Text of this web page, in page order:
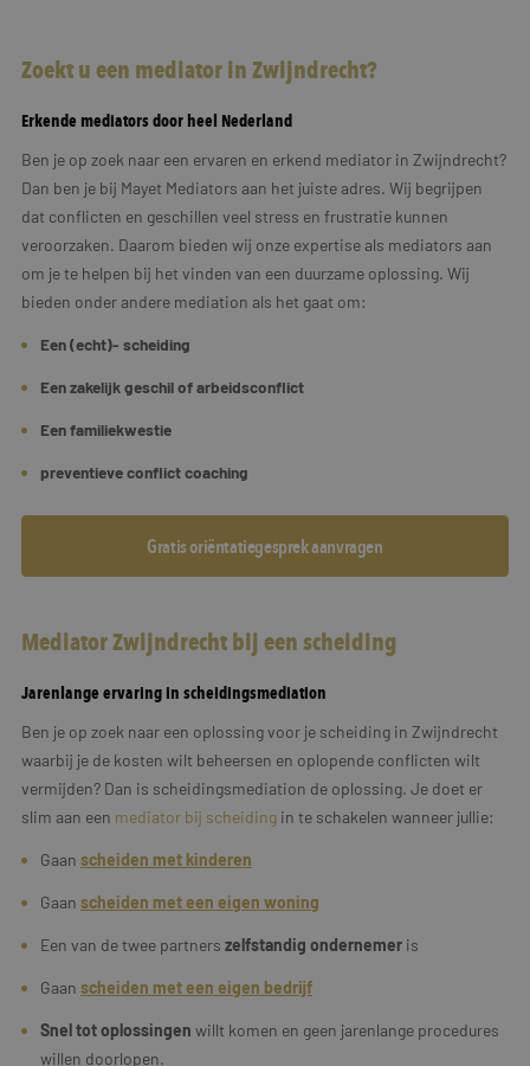
Zoekt u een mediator in Zwijndrecht?
Erkende mediators door heel Nederland
Ben je op zoek naar een ervaren en erkend mediator in Zwijndrecht?
Dan ben je bij Mayet Mediators aan het juiste adres. Wij begrijpen
dat conflicten en geschillen veel stress en frustratie kunnen
veroorzaken. Daarom bieden wij onze expertise als mediators aan
om je te helpen bij het vinden van een duurzame oplossing. Wij
bieden onder andere mediation als het gaat om:
Een (echt)- scheiding
Een zakelijk geschil of arbeidsconflict
Een familiekwestie
preventieve conflict coaching
Gratis oriëntatiegesprek aanvragen
Mediator Zwijndrecht bij een scheiding
Jarenlange ervaring in scheidingsmediation
Ben je op zoek naar een oplossing voor je scheiding in Zwijndrecht
waarbij je de kosten wilt beheersen en oplopende conflicten wilt
vermijden? Dan is scheidingsmediation de oplossing. Je doet er
slim aan een mediator bij scheiding in te schakelen wanneer jullie:
Gaan scheiden met kinderen
Gaan scheiden met een eigen woning
Een van de twee partners zelfstandig ondernemer is
Gaan scheiden met een eigen bedrijf
Snel tot oplossingen willt komen en geen jarenlange procedures
willen doorlopen.